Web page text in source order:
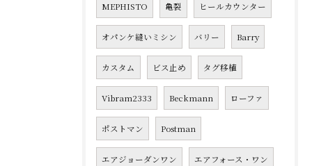
MEPHISTO 亀裂 ヒールカウンター
オパンケ縫いミシン バリー Barry
カスタム ビス止め タグ移植
Vibram2333 Beckmann ローファ
ポストマン Postman
エアジョーダンワン エアフォース・ワン